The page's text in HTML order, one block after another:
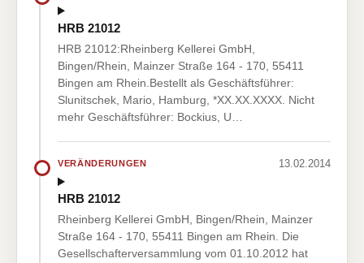
HRB 21012
HRB 21012:Rheinberg Kellerei GmbH,
Bingen/Rhein, Mainzer Straße 164 - 170, 55411
Bingen am Rhein.Bestellt als Geschäftsführer:
Slunitschek, Mario, Hamburg, *XX.XX.XXXX. Nicht
mehr Geschäftsführer: Bockius, U…
VERÄNDERUNGEN 13.02.2014
HRB 21012
Rheinberg Kellerei GmbH, Bingen/Rhein, Mainzer
Straße 164 - 170, 55411 Bingen am Rhein. Die
Gesellschafterversammlung vom 01.10.2012 hat